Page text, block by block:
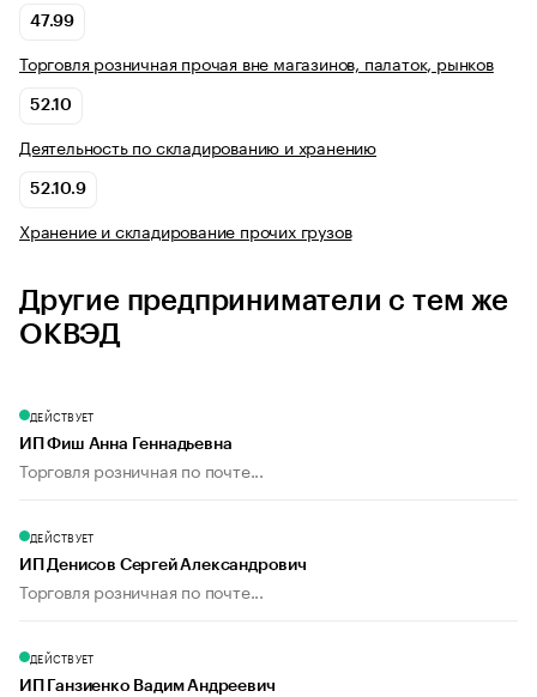
47.99
Торговля розничная прочая вне магазинов, палаток, рынков
52.10
Деятельность по складированию и хранению
52.10.9
Хранение и складирование прочих грузов
Другие предприниматели с тем же
ОКВЭД
ДЕЙСТВУЕТ
ИП Фиш Анна Геннадьевна
Торговля розничная по почте...
ДЕЙСТВУЕТ
ИП Денисов Сергей Александрович
Торговля розничная по почте...
ДЕЙСТВУЕТ
ИП Ганзиенко Вадим Андреевич